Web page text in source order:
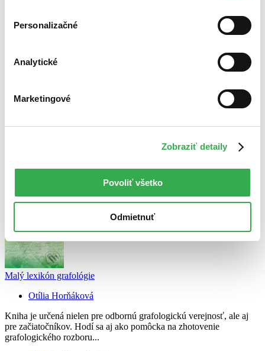
Personalizačné
Analytické
Marketingové
Zobraziť detaily
Povoliť všetko
Odmietnuť
Zoradiť
Novinky
Najdrahšie
Najvyššia zľava
Zrušiť filtre
S brožovanou väzbou
Malý lexikón grafológie
Otília Horňáková
Kniha je určená nielen pre odbornú grafologickú verejnosť, ale aj
pre začiatočníkov. Hodí sa aj ako pomôcka na zhotovenie
grafologického rozboru...